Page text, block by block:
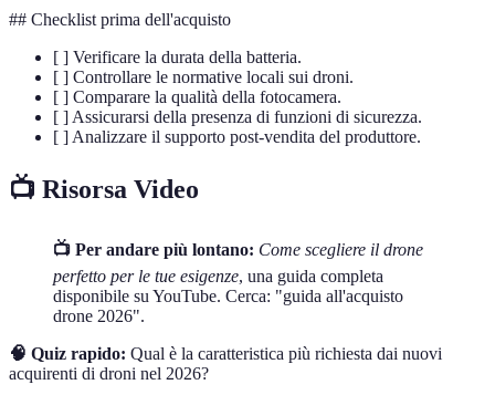
## Checklist prima dell'acquisto
[ ] Verificare la durata della batteria.
[ ] Controllare le normative locali sui droni.
[ ] Comparare la qualità della fotocamera.
[ ] Assicurarsi della presenza di funzioni di sicurezza.
[ ] Analizzare il supporto post-vendita del produttore.
📺 Risorsa Video
📺 Per andare più lontano: Come scegliere il drone
perfetto per le tue esigenze, una guida completa
disponibile su YouTube. Cerca: "guida all'acquisto
drone 2026".
🧠 Quiz rapido: Qual è la caratteristica più richiesta dai nuovi
acquirenti di droni nel 2026?